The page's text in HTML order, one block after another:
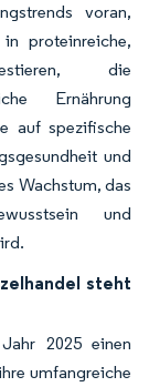
voran,
proteinreiche,
die
Ernährung
auf spezifische
und
Wachstum, das
und
steht
2025 einen
umfangreiche